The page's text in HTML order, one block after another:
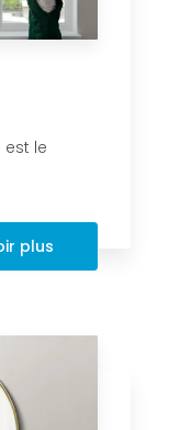
est le
plus